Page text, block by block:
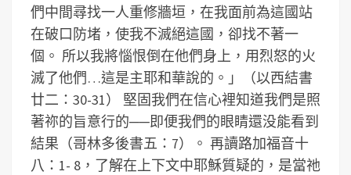
們中間尋找一人重修牆垣，在我面前為這國站
在破口防堵，使我不滅絕這國，卻找不著一
個。 所以我將惱恨倒在他們身上，用烈怒的火
滅了他們…這是主耶和華說的。」（以西結書
廿二：30-31）
堅固我們在信心裡知道我們是照
著祢的旨意行的──即便我們的眼睛還没能看到
結果（哥林多後書五：7）。 再讀路加福音十
八：1- 8，了解在上下文中耶穌質疑的，是當祂